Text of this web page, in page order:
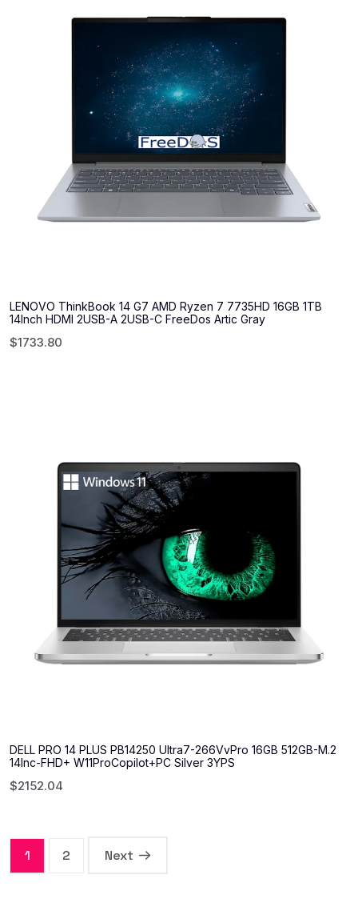
LENOVO ThinkBook 14 G7 AMD Ryzen 7 7735HD 16GB 1TB
14Inch HDMI 2USB-A 2USB-C FreeDos Artic Gray
$1733.80
DELL PRO 14 PLUS PB14250 Ultra7-266VvPro 16GB 512GB-M.2
14Inc-FHD+ W11ProCopilot+PC Silver 3YPS
$2152.04
1 2 Next